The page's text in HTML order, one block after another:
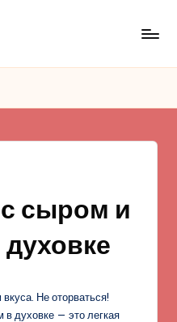
сыром и
Не оторваться!
духовке — это легкая